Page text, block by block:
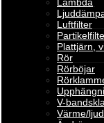
Lambda
Luftfilter
Plattjärn,
Rör
Rörböjar
V-
Värme/